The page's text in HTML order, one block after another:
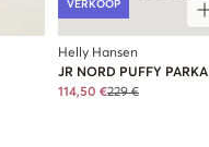
VERKOOP
Helly Hansen
JR NORD PUFFY PARKA
114,50 €229 €